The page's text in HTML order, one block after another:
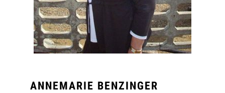
ANNEMARIE BENZINGER